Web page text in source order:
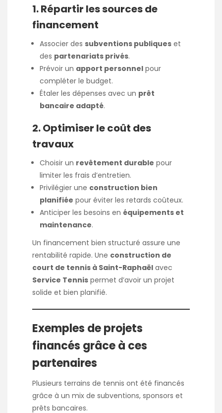
1. Répartir les sources de
financement
Associer des subventions publiques et
des partenariats privés.
Prévoir un apport personnel pour
compléter le budget.
Étaler les dépenses avec un prêt
bancaire adapté.
2. Optimiser le coût des
travaux
Choisir un revêtement durable pour
limiter les frais d’entretien.
Privilégier une construction bien
planifiée pour éviter les retards coûteux.
Anticiper les besoins en équipements et
maintenance.
Un financement bien structuré assure une
rentabilité rapide. Une construction de
court de tennis à Saint-Raphaël avec
Service Tennis permet d’avoir un projet
solide et bien planifié.
Exemples de projets
financés grâce à ces
partenaires
Plusieurs terrains de tennis ont été financés
grâce à un mix de subventions, sponsors et
prêts bancaires.